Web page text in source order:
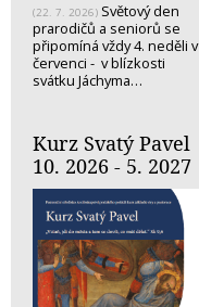
(22. 7. 2026) Světový den
prarodičů a seniorů se
připomíná vždy 4. neděli v
červenci - v blízkosti
svátku Jáchyma…
Kurz Svatý Pavel
10. 2026 - 5. 2027